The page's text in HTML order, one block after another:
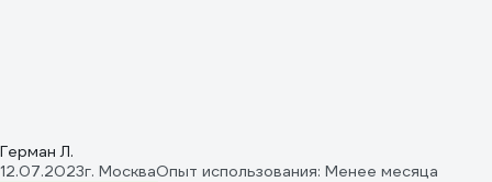
Герман Л.
12.07.2023г. МоскваОпыт использования: Менее месяца